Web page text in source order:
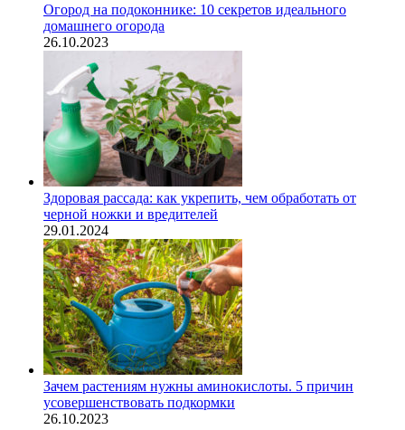
Огород на подоконнике: 10 секретов идеального
домашнего огорода
26.10.2023
Здоровая рассада: как укрепить, чем обработать от
черной ножки и вредителей
29.01.2024
Зачем растениям нужны аминокислоты. 5 причин
усовершенствовать подкормки
26.10.2023